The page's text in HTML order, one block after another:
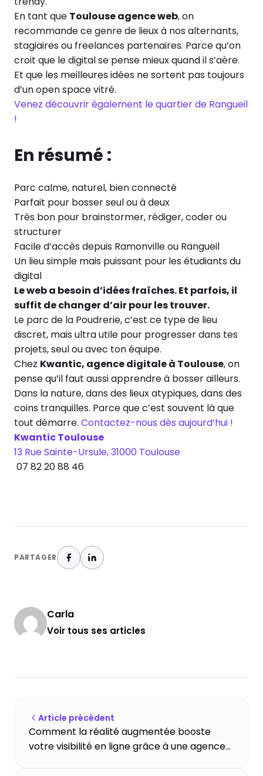
En tant que Toulouse agence web, on
recommande ce genre de lieux à nos alternants,
stagiaires ou freelances partenaires. Parce qu’on
croit que le digital se pense mieux quand il s’aère.
Et que les meilleures idées ne sortent pas toujours
d’un open space vitré.
Venez découvrir également le quartier de Rangueil
!
En résumé :
Parc calme, naturel, bien connecté
Parfait pour bosser seul ou à deux
Très bon pour brainstormer, rédiger, coder ou
structurer
Facile d’accès depuis Ramonville ou Rangueil
Un lieu simple mais puissant pour les étudiants du
digital
Le web a besoin d’idées fraîches. Et parfois, il
suffit de changer d’air pour les trouver.
Le parc de la Poudrerie, c’est ce type de lieu
discret, mais ultra utile pour progresser dans tes
projets, seul ou avec ton équipe.
Chez Kwantic, agence digitale à Toulouse, on
pense qu’il faut aussi apprendre à bosser ailleurs.
Dans la nature, dans des lieux atypiques, dans des
coins tranquilles. Parce que c’est souvent là que
tout démarre. Contactez-nous dès aujourd’hui !
Kwantic Toulouse
13 Rue Sainte-Ursule, 31000 Toulouse
07 82 20 88 46
PARTAGER
Carla
Voir tous ses articles
Article précédent
Comment la réalité augmentée booste
votre visibilité en ligne grâce à une agence